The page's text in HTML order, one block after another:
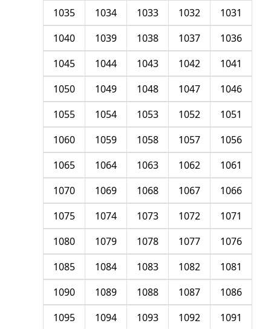
1031
1032
1033
1034
1035
1036
1037
1038
1039
1040
1041
1042
1043
1044
1045
1046
1047
1048
1049
1050
1051
1052
1053
1054
1055
1056
1057
1058
1059
1060
1061
1062
1063
1064
1065
1066
1067
1068
1069
1070
1071
1072
1073
1074
1075
1076
1077
1078
1079
1080
1081
1082
1083
1084
1085
1086
1087
1088
1089
1090
1091
1092
1093
1094
1095